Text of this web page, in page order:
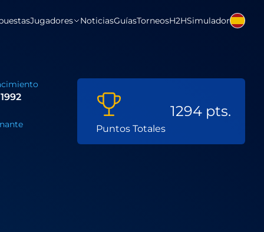
Jugadores NoticiasGuíasTorneosH2HSimulador
Puntos Totales
1294 pts.